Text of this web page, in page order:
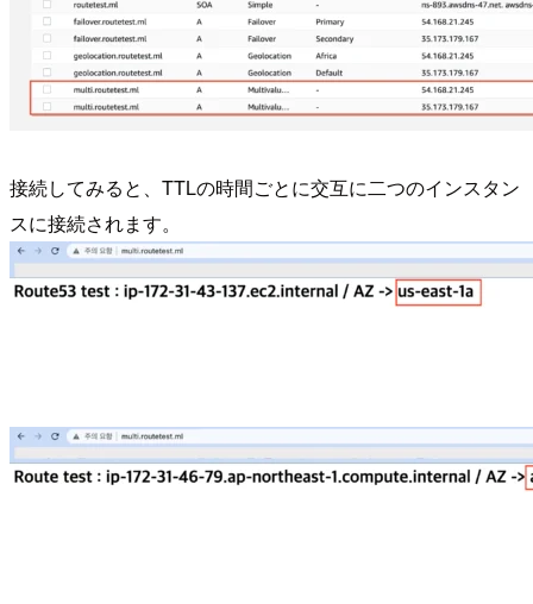
接続してみると、TTLの時間ごとに交互に二つのインスタン
スに接続されます。